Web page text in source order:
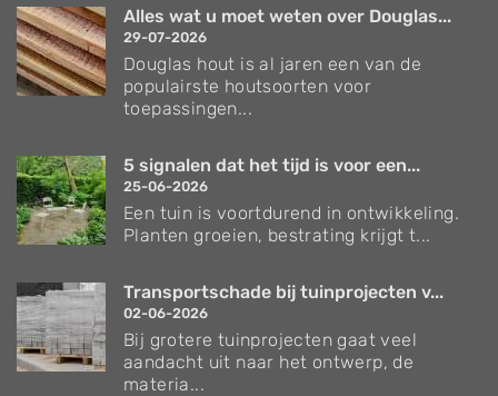
Alles wat u moet weten over Douglas...
29-07-2026
Douglas hout is al jaren een van de
populairste houtsoorten voor
toepassingen...
5 signalen dat het tijd is voor een...
25-06-2026
Een tuin is voortdurend in ontwikkeling.
Planten groeien, bestrating krijgt t...
Transportschade bij tuinprojecten v...
02-06-2026
Bij grotere tuinprojecten gaat veel
aandacht uit naar het ontwerp, de
materia...